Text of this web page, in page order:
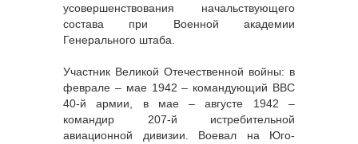
усовершенствования начальствующего
состава при Военной академии
Генерального штаба.
Участник Великой Отечественной войны: в
феврале – мае 1942 – командующий ВВС
40-й армии, в мае – августе 1942 –
командир 207-й истребительной
авиационной дивизии. Воевал на Юго-